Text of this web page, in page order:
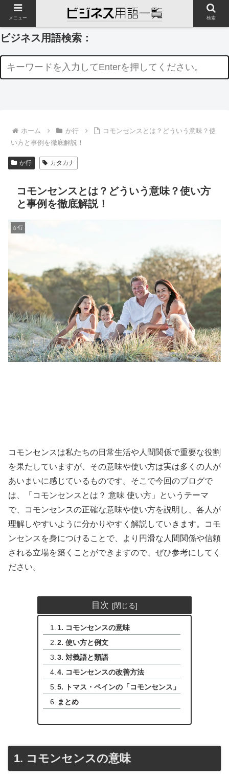
ビジネス用語検索：
ホーム か行
コモンセンスとは？どういう意味？使
い方と事例を徹底解説！
か行 カタカナ
コモンセンスとは？どういう意味？使い方
と事例を徹底解説！
か行
コモンセンスは私たちの日常生活や人間関係で重要な役割
を果たしていますが、その意味や使い方は実は多くの人が
あいまいに感じているものです。そこで今回のブログで
は、「コモンセンスとは？ 意味 使い方」というテーマ
で、コモンセンスの正確な意味や使い方を説明し、各人が
理解しやすいように分かりやすく解説していきます。コモ
ンセンスを身につけることで、より円滑な人間関係や信頼
される立場を築くことができますので、ぜひ参考にしてく
ださい。
目次
1. コモンセンスの意味
2. 使い方と例文
3. 対義語と類語
4. コモンセンスの改善方法
5. トマス・ペインの「コモンセンス」
まとめ
1. コモンセンスの意味
メニュー 検索